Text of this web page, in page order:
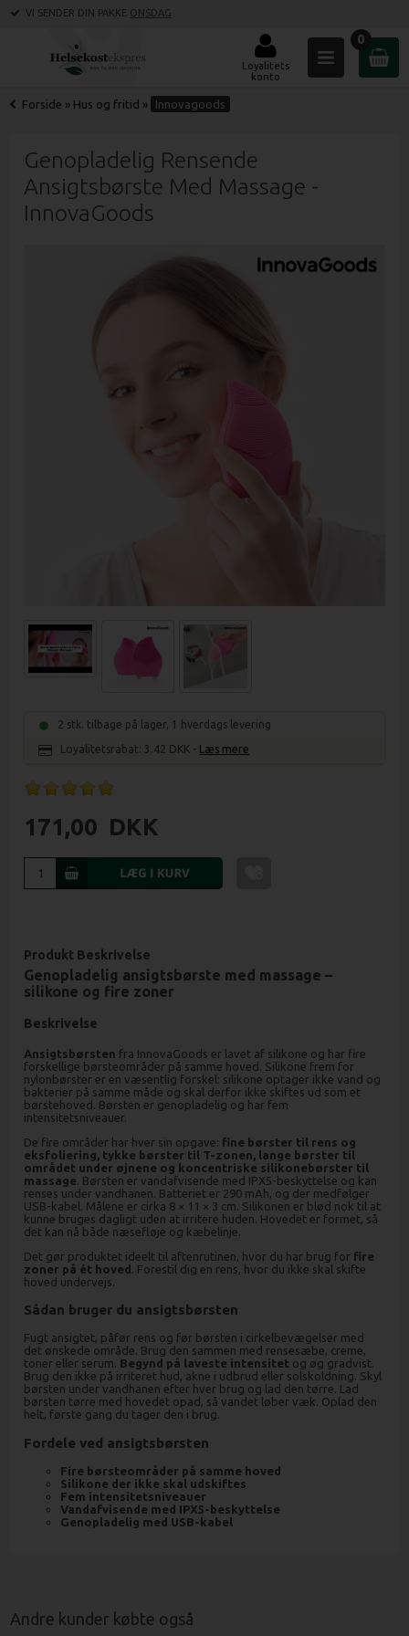
VI SENDER DIN PAKKE ONSDAG
0
Loyalitets
konto
Forside » Hus og fritid » Innovagoods
Genopladelig Rensende
Ansigtsbørste Med Massage -
InnovaGoods
2 stk. tilbage på lager, 1 hverdags levering
Loyalitetsrabat: 3.42 DKK - Læs mere
171,00 DKK
Produkt Beskrivelse
Genopladelig ansigtsbørste med massage –
silikone og fire zoner
Beskrivelse
Ansigtsbørsten fra InnovaGoods er lavet af silikone og har fire
forskellige børsteområder på samme hoved. Silikone frem for
nylonbørster er en væsentlig forskel: silikone optager ikke vand og
bakterier på samme måde og skal derfor ikke skiftes ud som et
børstehoved. Børsten er genopladelig og har fem
intensitetsniveauer.
De fire områder har hver sin opgave: fine børster til rens og
eksfoliering, tykke børster til T-zonen, lange børster til
området under øjnene og koncentriske silikonebørster til
massage. Børsten er vandafvisende med IPX5-beskyttelse og kan
renses under vandhanen. Batteriet er 290 mAh, og der medfølger
USB-kabel. Målene er cirka 8 × 11 × 3 cm. Silikonen er blød nok til at
kunne bruges dagligt uden at irritere huden. Hovedet er formet, så
det kan nå både næsefløje og kæbelinje.
Det gør produktet ideelt til aftenrutinen, hvor du har brug for fire
zoner på ét hoved . Forestil dig en rens, hvor du ikke skal skifte
hoved undervejs.
Sådan bruger du ansigtsbørsten
Fugt ansigtet, påfør rens og før børsten i cirkelbevægelser med
det ønskede område. Brug den sammen med rensesæbe, creme,
toner eller serum. Begynd på laveste intensitet og øg gradvist.
Brug den ikke på irriteret hud, akne i udbrud eller solskoldning. Skyl
børsten under vandhanen efter hver brug og lad den tørre. Lad
børsten tørre med hovedet opad, så vandet løber væk. Oplad den
helt, første gang du tager den i brug.
Fordele ved ansigtsbørsten
Fire børsteområder på samme hoved
Silikone der ikke skal udskiftes
Fem intensitetsniveauer
Vandafvisende med IPX5-beskyttelse
Genopladelig med USB-kabel
Andre kunder købte også